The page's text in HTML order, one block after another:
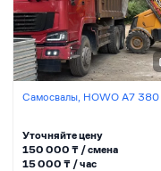
Самосвалы, HOWO A7 380
Уточняйте цену
150 000 ₸ / сменa
15 000 ₸ / час